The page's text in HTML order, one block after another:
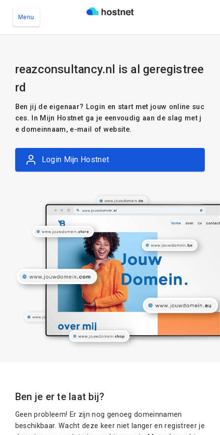
Menu
reazconsultancy.nl is al geregistree
rd
Ben jij de eigenaar? Login en start met jouw online suc
ces. In Mijn Hostnet ga je eenvoudig aan de slag met j
e domeinnaam, e-mail of website.
Login Mijn Hostnet
Ben je er te laat bij?
Geen probleem! Er zijn nog genoeg domeinnamen
beschikbaar. Wacht deze keer niet langer en registreer je